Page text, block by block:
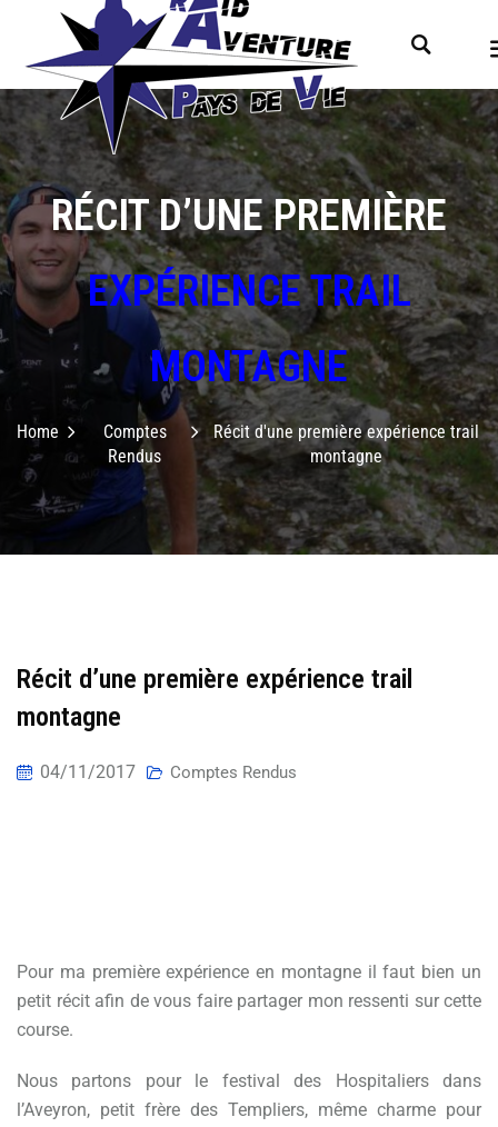
RÉCIT D’UNE PREMIÈRE
EXPÉRIENCE TRAIL
MONTAGNE
Home
Comptes
Rendus
Récit d'une première expérience trail
montagne
Récit d’une première expérience trail
montagne
04/11/2017 Comptes Rendus
Pour ma première expérience en montagne il faut bien un
petit récit afin de vous faire partager mon ressenti sur cette
course.
Nous partons pour le festival des Hospitaliers dans
l’Aveyron, petit frère des Templiers, même charme pour